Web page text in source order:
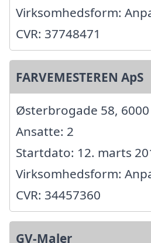
Virksomhedsform:
CVR: 37748471
FARVEMESTEREN ApS
Østerbrogade 58,
Ansatte: 2
Startdato: 12. marts
Virksomhedsform:
CVR: 34457360
GV-Maler